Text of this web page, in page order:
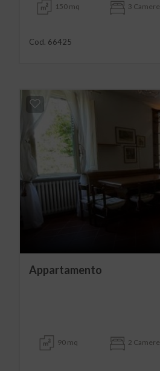
150 mq 3 Camere
Cod. 66425
Appartamento
90 mq 2 Camere